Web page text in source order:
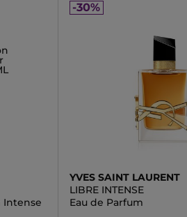
Intense
-30%
YVES SAINT LAURENT
LIBRE INTENSE
Eau de Parfum